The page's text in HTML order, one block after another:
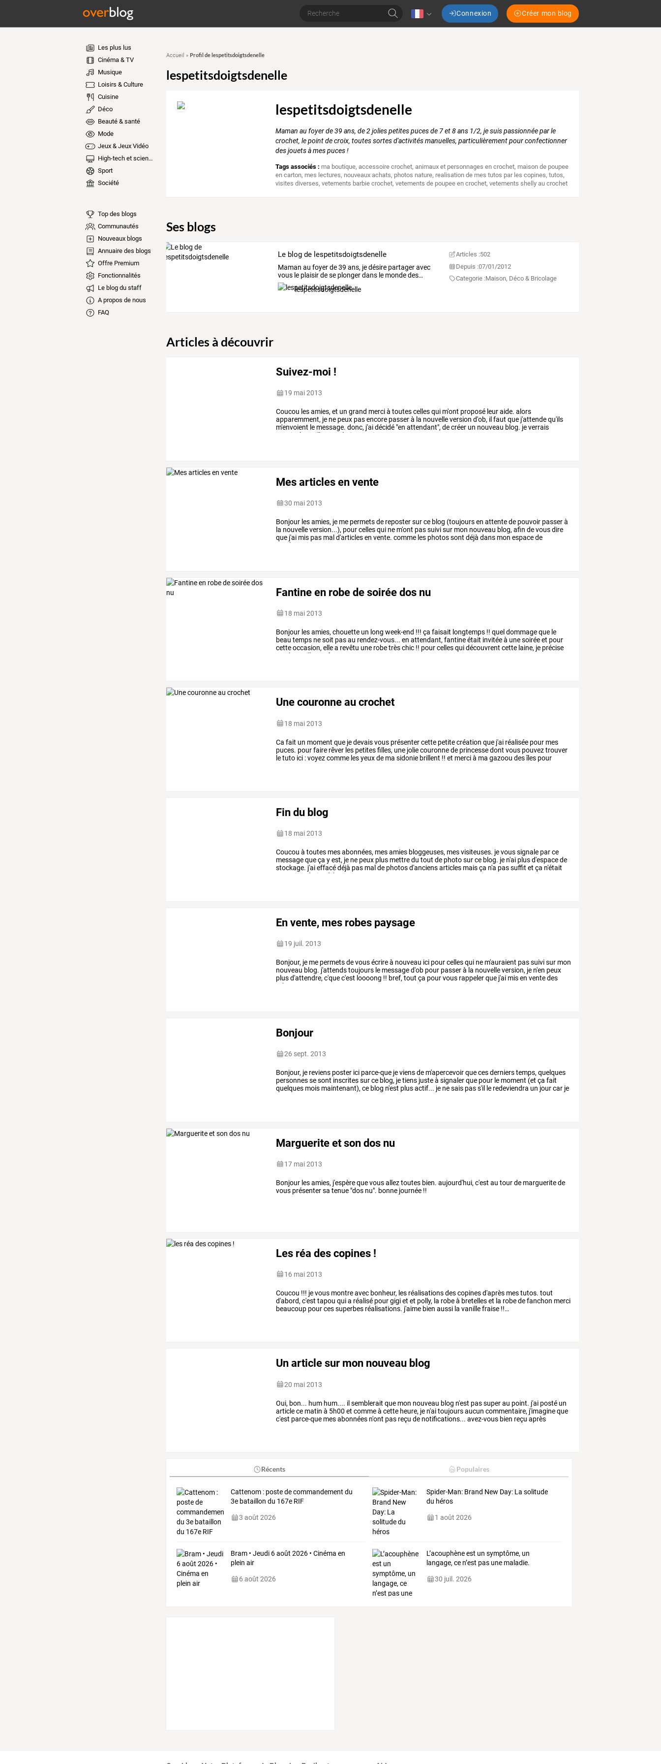
Connexion Créer mon blog
Les plus lus
Cinéma & TV
Musique
Loisirs & Culture
Cuisine
Déco
Beauté & santé
Mode
Jeux & Jeux Vidéo
High-tech et sciences
Sport
Société
Top des blogs
Communautés
Nouveaux blogs
Annuaire des blogs
Offre Premium
Fonctionnalités
Le blog du staff
A propos de nous
FAQ
Accueil » Profil de lespetitsdoigtsdenelle
lespetitsdoigtsdenelle
lespetitsdoigtsdenelle
Maman au foyer de 39 ans, de 2 jolies petites puces de 7 et 8 ans 1/2, je suis passionnée par le
crochet, le point de croix, toutes sortes d'activités manuelles, particulièrement pour confectionner
des jouets à mes puces !
Tags associés : ma boutique,accessoire crochet,animaux et personnages en crochet, maison de poupee
en carton, mes lectures, nouveaux achats, photos nature, realisation de mes tutos par les copines,tutos,
visites diverses,vetements barbie crochet,vetements de poupee en crochet,vetements shelly au crochet
Ses blogs
Le blog de lespetitsdoigtsdenelle
Maman au foyerde39 ans,jedésirepartageravec
vousleplaisirdeseplongerdanslemondedes…
lespetitsdoigtsdenelle
Articles :502
Depuis :07/01/2012
Categorie :Maison, Déco & Bricolage
Articles à découvrir
Suivez-moi !
19 mai 2013
Coucou lesamies, et un grand mercià toutescellesqui m'ont proposé leuraide. alors
apparemment, je ne peux pasencore passerà la nouvelleversion d'ob, il faut que j'attendequ'ils
m'envoient le message. donc, j'aidécidé "en attendant", decréer un nouveau blog. jeverrais
ensuite
la meilleure solution. mais
Mes articles en vente
30 mai 2013
Bonjour lesamies, je me permetsde repostersurce blog (toujoursen attentede pouvoir passerà
la nouvelleversion...), pourcellesqui ne m'ont passuivisur mon nouveau blog, afin devousdire
que j'ai mis pas mal d'articlesen vente. comme les photossont déjà dans mon espacede
stockage,
je
Fantine en robe de soirée dos nu
18 mai 2013
Bonjour lesamies, chouette un long week-end !!! ça faisait longtemps !! quel dommageque le
beau temps nesoit pasau rendez-vous... en attendant, fantineétait invitéeà unesoiréeet pour
cetteoccasion, ellea revêtu une robetrèschic !! pourcellesquidécouvrent cette laine, je précise
les paillettes font
Une couronne au crochet
18 mai 2013
Ca fait un moment que jedevaisvous présentercette petitecréation que j'ai réalisée pour mes
puces. pourfaire rêver les petitesfilles, une joliecouronnede princessedont vous pouveztrouver
letuto ici :voyezcomme lesyeuxde ma sidonie brillent !! et mercià ma gazoou desîles pour
Fin du blog
18 mai 2013
Coucou à toutes mesabonnées, mesamies bloggeuses, mesvisiteuses. jevoussignale parce
messagequeça yest, je ne peux plus mettredu tout de photosurce blog. je n'ai plusd'espacede
stockage. j'aieffacédéjà pas mal de photosd'anciensarticles maisça n'a passuffit et ça n'était
solution à long
En vente, mes robes paysage
19 juil. 2013
Bonjour, je me permetsdevousécrireà nouveau ici pourcellesqui ne m'auraient passuivisur mon
nouveau blog. j'attendstoujours le messaged'ob pour passerà la nouvelleversion, je n'en peux
plusd'attendre,c'quec'est loooong !! bref,tout ça pourvous rappelerque j'ai misen ventedes
robes
Bonjour
26 sept. 2013
Bonjour, je reviens poster ici parce-que jeviensde m'apercevoirquecesdernierstemps, quelques
personnessesont inscritessurce blog, jetiens justeà signalerque pour le moment (et ça fait
quelques mois maintenant), ce blog n'est plusactif... je nesais pass'il le redeviendra un jourcar je
Marguerite et son dos nu
17 mai 2013
Bonjour les amies, j'espère que vous allez toutes bien. aujourd'hui, c'est au tour de marguerite de
vous présenter sa tenue "dos nu". bonne journée !!
Les réa des copines !
16 mai 2013
Coucou !!! jevous montreavec bonheur, les réalisationsdescopinesd'après mestutos. tout
d'abord, c'est tapou quia réalisé pourgigiet et polly, la robeà bretelleset la robedefanchon merci
beaucoup pourcessuperbes réalisations. j'aime bien aussi la vanillefraise !!…
Un article sur mon nouveau blog
20 mai 2013
Oui, bon... hum hum.... ilsemblerait que mon nouveau blog n'est passuperau point. j'ai posté un
articlece matin à 5h00 et commeà cette heure, je n'aitoujoursaucun commentaire, j'imagineque
c'est parce-que mesabonnées n'ont pas reçu de notifications... avez-vous bien reçu après
Récents Populaires
Cattenom : poste de commandement du
3e bataillon du 167e RIF
3 août 2026
Spider-Man: Brand New Day: La solitude
du héros
1 août 2026
Bram • Jeudi 6 août 2026 • Cinéma en
plein air
6 août 2026
L’acouphène est un symptôme, un
langage, ce n’est pas une maladie.
30 juil. 2026